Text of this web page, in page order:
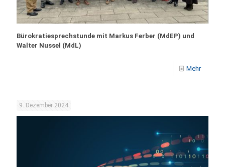
Bürokratiesprechstunde mit Markus Ferber (MdEP) und
Walter Nussel (MdL)
Mehr
9. Dezember 2024